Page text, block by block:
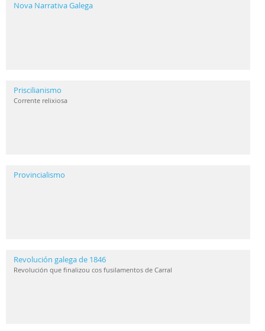
Nova Narrativa Galega
Priscilianismo
Corrente relixiosa
Provincialismo
Revolución galega de 1846
Revolución que finalizou cos fusilamentos de Carral